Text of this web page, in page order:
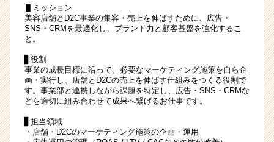
▋ミッション
美容店舗とD2C事業の集客・売上を伸ばすために、広告・
SNS・CRMを最適化し、ブランド力と顧客基盤を強化するこ
と。
▋役割
事業の成長目標に沿って、必要なマーケティング施策を自ら企
画・実行し、店舗とD2Cの売上を伸ばす仕組みをつくる役割で
す。事業部と連携しながら課題を特定し、広告・SNS・CRMな
どを適切に組み合わせて成果へ繋げるお仕事です。
▋担当領域
・店舗・D2Cのマーケティング施策の企画・運用